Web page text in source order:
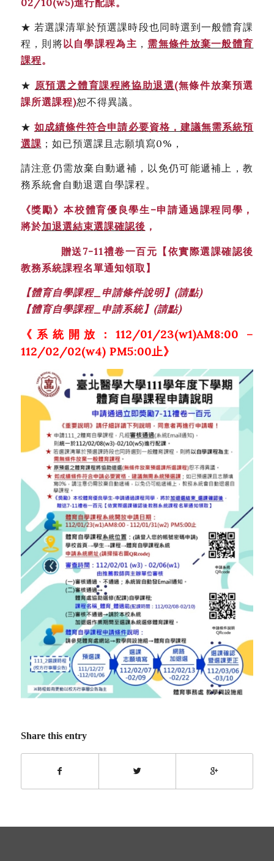
★ 若選課清單於預選課時段也同時選到一般體育課
程，則將以自學課程為主 ， 需無條件放棄一般體育
課程。
★ 原預選之體育課程將協助退選(無條件放棄預選
課所選課程)恕不得異議。
★ 如成績條件符合申請必要資格，建議無需系統預
選課 ； 如已預選課且志願填寫0%，
請注意仍需放棄自動遞補，以免仍可能遞補上，教
務系統會自動退選自學課程。
《獎勵》本校體育優良學生–申請通過課程同學，
將於加退選結束選課確認後 ，
贈送 7-11禮卷一百元 【依實際選課確認後
教務系統課程名單通知領取 】
【體育自學課程_申請條件說明】(請點)
【體育自學課程_申請系統】(請點)
《系統開放：112/01/23(w1)AM8:00 –
112/02/02(w4) PM5:00止》
Share this entry